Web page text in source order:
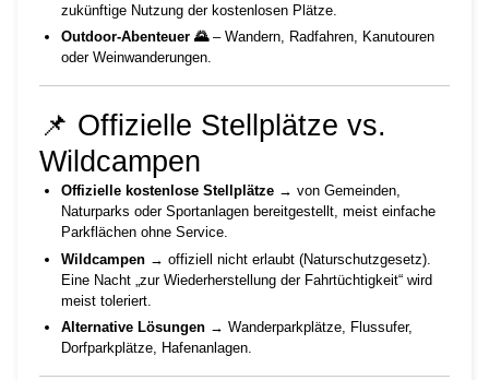
zukünftige Nutzung der kostenlosen Plätze.
Outdoor-Abenteuer 🌄– Wandern, Radfahren, Kanutouren
oder Weinwanderungen.
📌 Offizielle Stellplätze vs.
Wildcampen
Offizielle kostenlose Stellplätze → von Gemeinden,
Naturparks oder Sportanlagen bereitgestellt, meist einfache
Parkflächen ohne Service.
Wildcampen → offiziell nicht erlaubt (Naturschutzgesetz).
Eine Nacht „zur Wiederherstellung der Fahrtüchtigkeit“ wird
meist toleriert.
Alternative Lösungen → Wanderparkplätze, Flussufer,
Dorfparkplätze, Hafenanlagen.